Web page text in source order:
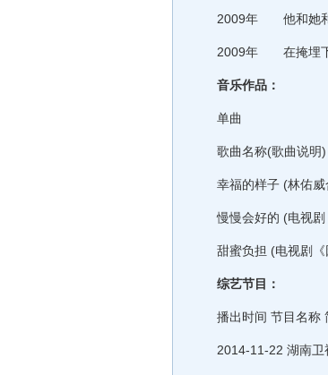
2009年 他和她
2009年 在掩埋
音乐作品：
单曲
歌曲名称(歌曲说明)
幸福的样子 (林佑威
慢慢会好的 (电视剧
甜蜜负担 (电视剧《
综艺节目：
播出时间 节目名称
2014-11-22 湖南卫视